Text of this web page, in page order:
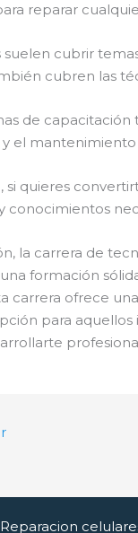
reparar
suelen cubrir
cubren las
de
el
si quieres
conocimientos
la carrera de
formación
carrera ofrece
para aquellos